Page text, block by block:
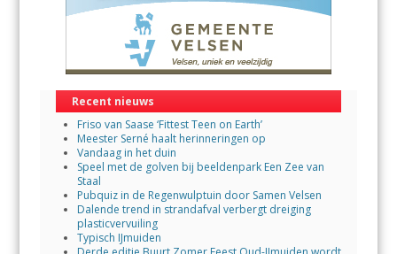
Recent nieuws
Friso van Saase ‘Fittest Teen on Earth’
Meester Serné haalt herinneringen op
Vandaag in het duin
Speel met de golven bij beeldenpark Een Zee van
Staal
Pubquiz in de Regenwulptuin door Samen Velsen
Dalende trend in strandafval verbergt dreiging
plasticvervuiling
Typisch IJmuiden